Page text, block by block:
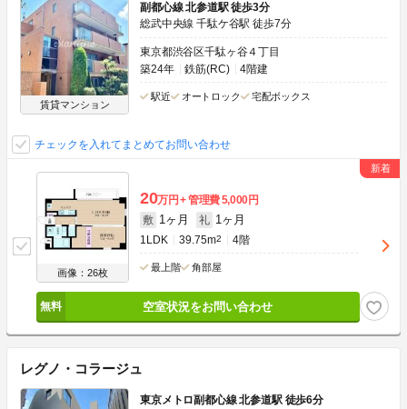
賃貸マンション
副都心線 北参道駅 徒歩3分
総武中央線 千駄ケ谷駅 徒歩7分
東京都渋谷区千駄ヶ谷４丁目
築24年
鉄筋(RC) 4階建
駅近 オートロック 宅配ボックス
チェックを入れてまとめてお問い合わせ
画像：26枚
20万円 管理費5,000円
敷 1ヶ月 礼 1ヶ月
1LDK 39.75m2 4階
最上階 角部屋
空室状況をお問い合わせ
レグノ・コラージュ
東京メトロ副都心線 北参道駅 徒歩6分